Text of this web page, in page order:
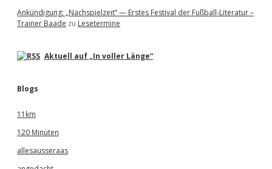
Ankündigung: „Nachspielzeit“ — Erstes Festival der Fußball-Literatur –
Trainer Baade zu Lesetermine
Aktuell auf „In voller Länge“
Blogs
11km
120 Minuten
allesausseraas